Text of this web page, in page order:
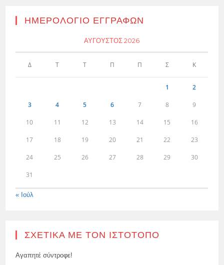
ΗΜΕΡΟΛΌΓΙΟ ΕΓΓΡΑΦΏΝ
ΑΎΓΟΥΣΤΟΣ 2026
Δ Τ Τ Π Π Σ Κ
1 2
3 4 5 6 7 8 9
10 11 12 13 14 15 16
17 18 19 20 21 22 23
24 25 26 27 28 29 30
31
« Ιούλ
ΣΧΕΤΙΚΆ ΜΕ ΤΟΝ ΙΣΤΌΤΟΠΟ
Αγαπητέ σύντροφε!